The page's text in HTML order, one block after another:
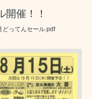
開催！！
どってんセール.pdf